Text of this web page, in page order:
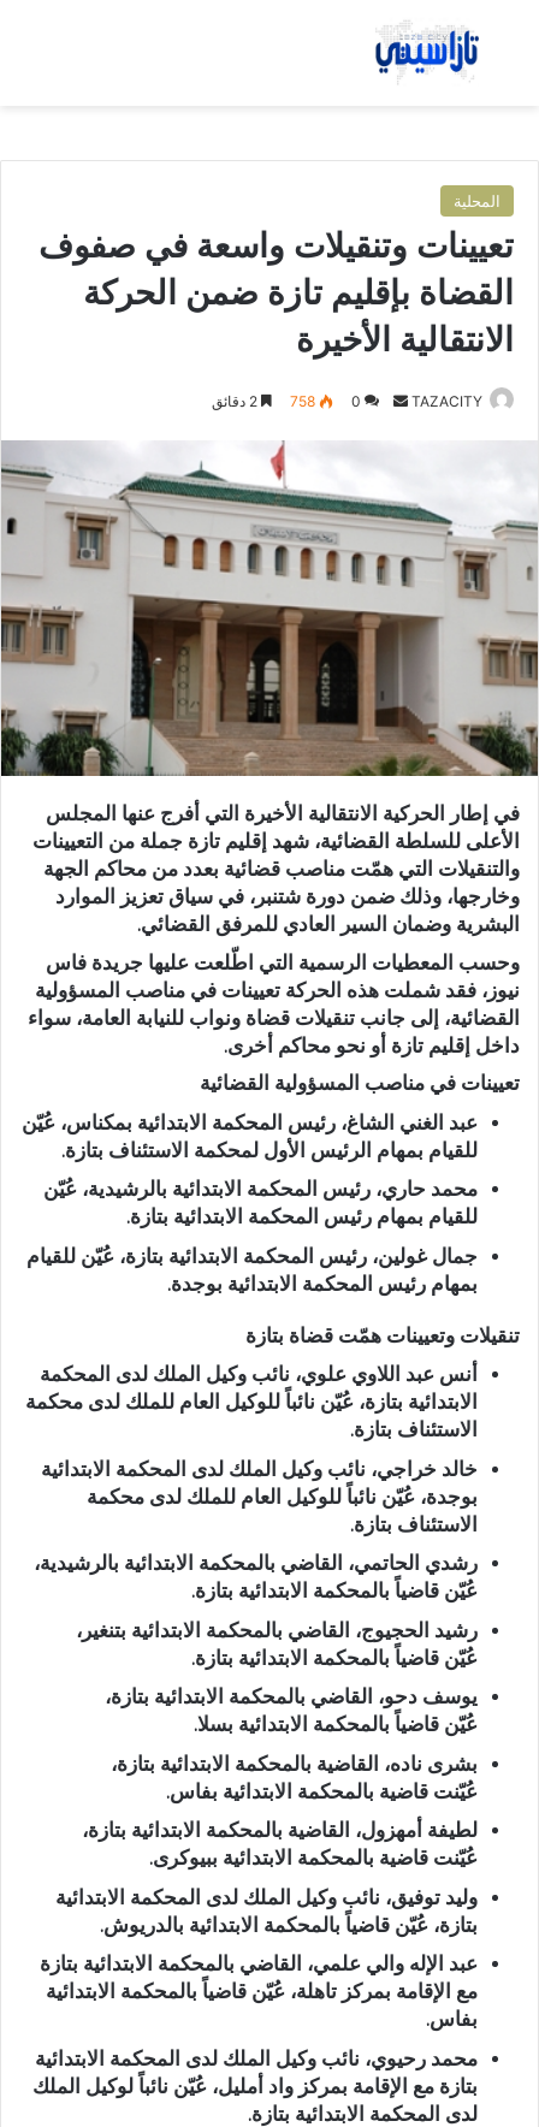
بحث عن
المحلية
تعيينات وتنقيلات واسعة في صفوف
القضاة بإقليم تازة ضمن الحركة
الانتقالية الأخيرة
TAZACITY
ب
ر
و
ي
ا
0
758
في إطار الحركية الانتقالية الأخيرة التي أفرج عنها المجلس
الأعلى للسلطة القضائية، شهد إقليم تازة جملة من التعيينات
والتنقيلات التي همّت مناصب قضائية بعدد من محاكم الجهة
وخارجها، وذلك ضمن دورة شتنبر، في سياق تعزيز الموارد
البشرية وضمان السير العادي للمرفق القضائي.
وحسب المعطيات الرسمية التي اطّلعت عليها جريدة فاس
نيوز، فقد شملت هذه الحركة تعيينات في مناصب المسؤولية
القضائية، إلى جانب تنقيلات قضاة ونواب للنيابة العامة، سواء
داخل إقليم تازة أو نحو محاكم أخرى.
تعيينات في مناصب المسؤولية القضائية
عبد الغني الشاغ، رئيس المحكمة الابتدائية بمكناس، عُيّن
للقيام بمهام الرئيس الأول لمحكمة الاستئناف بتازة.
محمد حاري، رئيس المحكمة الابتدائية بالرشيدية، عُيّن
للقيام بمهام رئيس المحكمة الابتدائية بتازة.
جمال غولين، رئيس المحكمة الابتدائية بتازة، عُيّن للقيام
بمهام رئيس المحكمة الابتدائية بوجدة.
تنقيلات وتعيينات همّت قضاة بتازة
أنس عبد اللاوي علوي، نائب وكيل الملك لدى المحكمة
الابتدائية بتازة، عُيّن نائباً للوكيل العام للملك لدى محكمة
الاستئناف بتازة.
خالد خراجي، نائب وكيل الملك لدى المحكمة الابتدائية
بوجدة، عُيّن نائباً للوكيل العام للملك لدى محكمة
الاستئناف بتازة.
رشدي الحاتمي، القاضي بالمحكمة الابتدائية بالرشيدية،
عُيّن قاضياً بالمحكمة الابتدائية بتازة.
رشيد الحجيوج، القاضي بالمحكمة الابتدائية بتنغير،
عُيّن قاضياً بالمحكمة الابتدائية بتازة.
يوسف دحو، القاضي بالمحكمة الابتدائية بتازة،
عُيّن قاضياً بالمحكمة الابتدائية بسلا.
بشرى ناده، القاضية بالمحكمة الابتدائية بتازة،
عُيّنت قاضية بالمحكمة الابتدائية بفاس.
لطيفة أمهزول، القاضية بالمحكمة الابتدائية بتازة،
عُيّنت قاضية بالمحكمة الابتدائية ببيوكرى.
وليد توفيق، نائب وكيل الملك لدى المحكمة الابتدائية
بتازة، عُيّن قاضياً بالمحكمة الابتدائية بالدريوش.
عبد الإله والي علمي، القاضي بالمحكمة الابتدائية بتازة
مع الإقامة بمركز تاهلة، عُيّن قاضياً بالمحكمة الابتدائية
بفاس.
محمد رحيوي، نائب وكيل الملك لدى المحكمة الابتدائية
بتازة مع الإقامة بمركز واد أمليل، عُيّن نائباً لوكيل الملك
لدى المحكمة الابتدائية بتازة.